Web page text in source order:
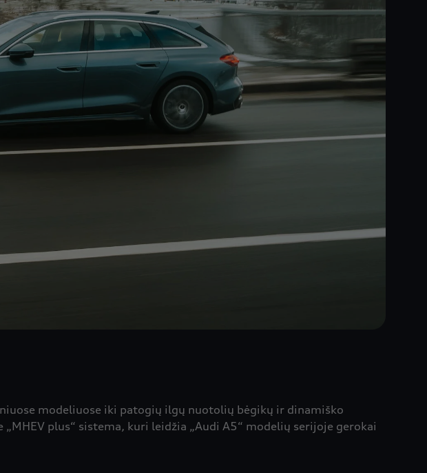
modeliuose iki patogių ilgų nuotolių bėgikų ir dinamiško
plus“ sistema, kuri leidžia „Audi A5“ modelių serijoje gerokai